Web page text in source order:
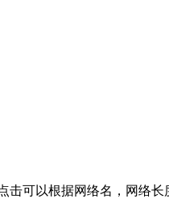
可以根据网络名，网络长